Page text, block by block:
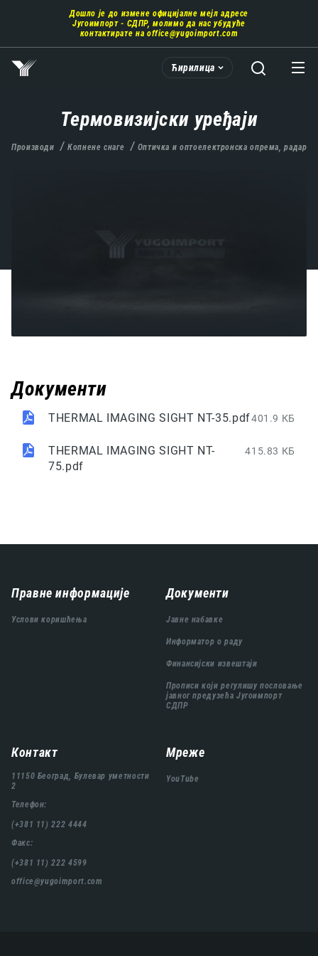
главни
део
садржаја
Дошло је до измене официјалне мејл адресе
Југоимпорт - СДПР, молимо да нас убудуће
контактирате на office@yugoimport.com
Ћирилица
Термовизијски уређаји
Производи Копнене снаге Оптичка и оптоелектронска опрема,
Документи
THERMAL IMAGING SIGHT NT-35.pdf401.9 КБ
THERMAL IMAGING SIGHT NT-
75.pdf
415.83 КБ
Навигација
подножја
Правне информације
Услови коришћења
Документи
Јавне набавке
Информатор о раду
Финансијски извештаји
Прописи који регулишу пословање
јавног предузећа Југоимпорт
СДПР
Контакт
11150 Београд, Булевар уметности
2
Телефон:
(+381 11) 222 4444
Факс:
(+381 11) 222 4599
office@yugoimport.com
Мреже
YouTube